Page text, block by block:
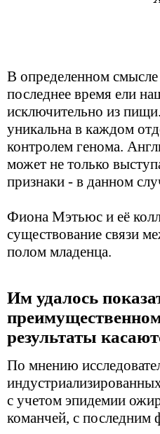
В определенном
последнее время ели
исключительно из
уникальна в каждом
контролем генома.
может не только
признаки - в данном
Фиона Мэтьюс и её
существование связи
полом младенца.
Им удалось
результаты
По мнению
с учетом эпидемии
команчей, с последним